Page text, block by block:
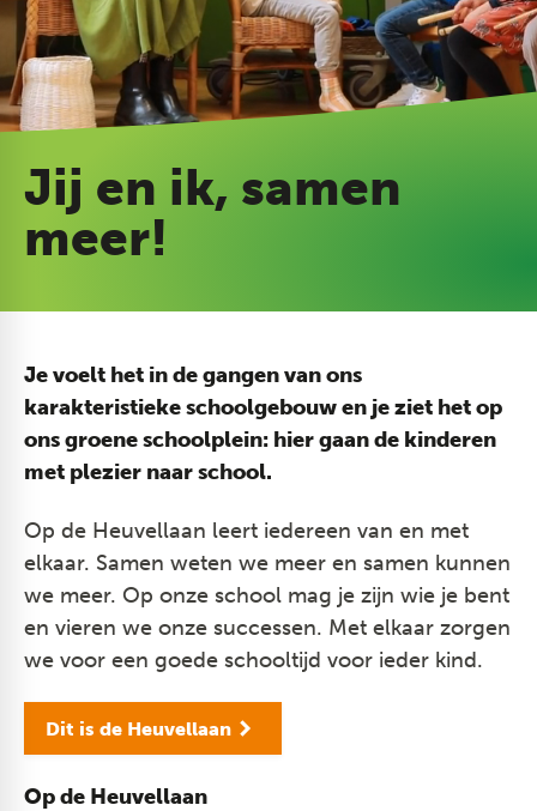
Jij en ik, samen
meer!
Je voelt het in de gangen van ons
karakteristieke schoolgebouw en je ziet het op
ons groene schoolplein: hier gaan de kinderen
met plezier naar school.
Op de Heuvellaan leert iedereen van en met
elkaar. Samen weten we meer en samen kunnen
we meer. Op onze school mag je zijn wie je bent
en vieren we onze successen. Met elkaar zorgen
we voor een goede schooltijd voor ieder kind.
Dit is de Heuvellaan
Op de Heuvellaan